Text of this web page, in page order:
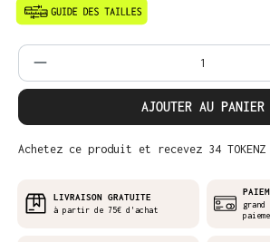
Quantité de produit :
AJOUTER AU PANIER
Achetez ce produit et recevez 34 TOKENZ
LIVRAISON GRATUITE
à partir de 75€ d'achat